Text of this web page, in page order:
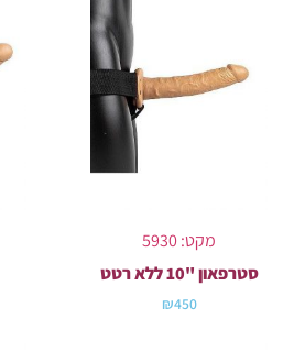
מקט: 5930
סטרפאון "10 ללא רטט
₪450